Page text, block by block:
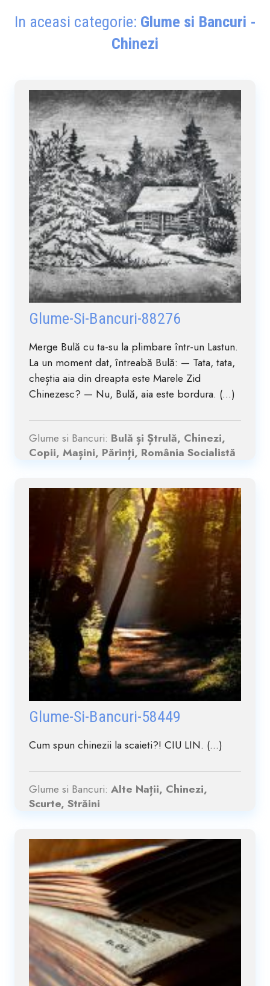
In aceasi categorie: Glume si Bancuri -
Chinezi
Glume-Si-Bancuri-88276
Merge Bulă cu ta-su la plimbare într-un Lastun.
La un moment dat, întreabă Bulă: — Tata, tata,
cheștia aia din dreapta este Marele Zid
Chinezesc? — Nu, Bulă, aia este bordura. (...)
Glume si Bancuri: Bulă și Ștrulă, Chinezi,
Copii, Mașini, Părinți, România Socialistă
Glume-Si-Bancuri-58449
Cum spun chinezii la scaieti?! CIU LIN. (...)
Glume si Bancuri: Alte Nații, Chinezi,
Scurte, Străini